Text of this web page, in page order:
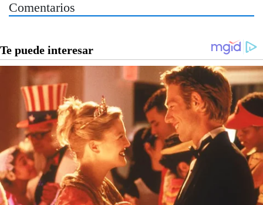
Comentarios